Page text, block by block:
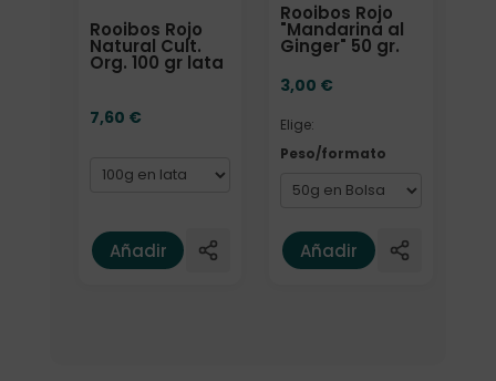
Rooibos Rojo
Natural Cult.
Org. 100 gr lata
7,60 €
Añadir
Rooibos Rojo
"Mandarina al
Ginger" 50 gr.
3,00 €
Elige:
Peso/formato
Añadir